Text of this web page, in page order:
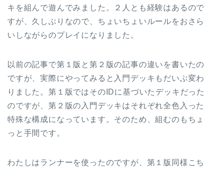
キを組んで遊んでみました。２人とも経験はあるので
すが、久しぶりなので、ちょいちょいルールをおさら
いしながらのプレイになりました。
以前の記事で第１版と第２版の記事の違いを書いたの
ですが、実際にやってみると入門デッキもだいぶ変わ
りました。第１版ではそのIDに基づいたデッキだった
のですが、第２版の入門デッキはそれぞれ全色入った
特殊な構成になっています。そのため、組むのもちょ
っと手間です。
わたしはランナーを使ったのですが、第１版同様こち